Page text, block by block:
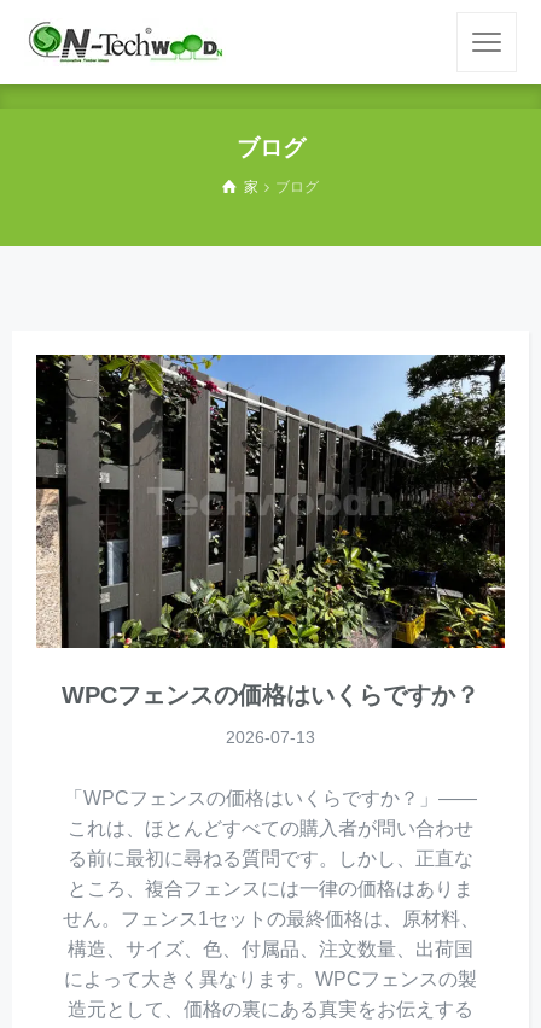
ブログ
家 ブログ
WPCフェンスの価格はいくらですか？
2026-07-13
「WPCフェンスの価格はいくらですか？」――
これは、ほとんどすべての購入者が問い合わせ
る前に最初に尋ねる質問です。しかし、正直な
ところ、複合フェンスには一律の価格はありま
せん。フェンス1セットの最終価格は、原材料、
構造、サイズ、色、付属品、注文数量、出荷国
によって大きく異なります。WPCフェンスの製
造元として、価格の裏にある真実をお伝えする